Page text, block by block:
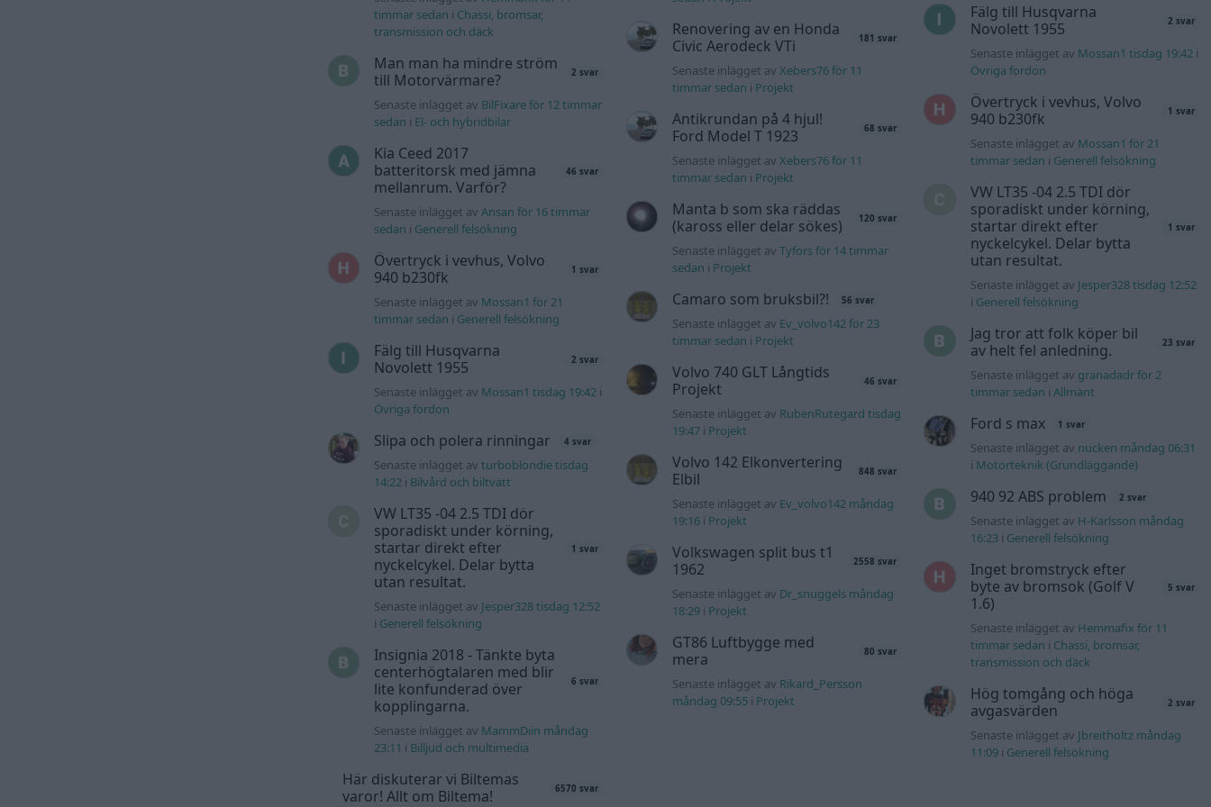
timmar sedan i Chassi, bromsar,
transmission och däck
Man man ha mindre ström
till Motorvärmare?
2 svar
Senaste inlägget av BilFixare för 12 timmar
sedan i El- och hybridbilar
Kia Ceed 2017
batteritorsk med jämna
mellanrum. Varför?
46 svar
Senaste inlägget avAnsan för 16 timmar
sedan i Generell felsökning
Övertryck i vevhus, Volvo
940 b230fk
1 svar
Senaste inlägget av Mossan1 för 21
timmar sedan i Generell felsökning
Fälg till Husqvarna
Novolett 1955
2 svar
Senaste inlägget av Mossan1 tisdag 19:42 i
Övriga fordon
Slipa och polera rinningar 4 svar
Senaste inlägget avturboblondie tisdag
14:22 i Bilvård och biltvätt
VW LT35 -04 2.5 TDI dör
sporadiskt under körning,
startar direkt efter
nyckelcykel. Delar bytta
utan resultat.
1 svar
Senaste inlägget av Jesper328 tisdag 12:52
i Generell felsökning
Insignia 2018 - Tänkte byta
centerhögtalaren med blir
lite konfunderad över
kopplingarna.
6 svar
Senaste inlägget av MammDiin måndag
23:11 i Billjud och multimedia
Här diskuterar vi Biltemas
varor! Allt om Biltema!
6570 svar
Renovering av en Honda
Civic Aerodeck VTi
181 svar
Senaste inlägget av Xebers76 för 11
timmar sedan i Projekt
Antikrundan på 4 hjul!
Ford Model T 1923
68 svar
Senaste inlägget av Xebers76 för 11
timmar sedan i Projekt
Manta b som ska räddas
(kaross eller delar sökes)
120 svar
Senaste inlägget av Tyfors för 14 timmar
sedan i Projekt
Camaro som bruksbil?! 56 svar
Senaste inlägget av Ev_volvo142 för 23
timmar sedan i Projekt
Volvo 740 GLT Långtids
Projekt
46 svar
Senaste inlägget av RubenRutegard tisdag
19:47i Projekt
Volvo 142 Elkonvertering
Elbil
848 svar
Senaste inlägget av Ev_volvo142 måndag
19:16i Projekt
Volkswagen split bus t1
1962
2558 svar
Senaste inlägget av Dr_snuggels måndag
18:29i Projekt
GT86 Luftbygge med
mera
80 svar
Senaste inlägget av Rikard_Persson
måndag 09:55i Projekt
Fälg till Husqvarna
Novolett 1955
2 svar
Senaste inlägget av Mossan1 tisdag 19:42i
Övriga fordon
Övertryck i vevhus, Volvo
940 b230fk
1 svar
Senaste inlägget av Mossan1 för 21
timmar sedan i Generell felsökning
VW LT35 -04 2.5 TDI dör
sporadiskt under körning,
startar direkt efter
nyckelcykel. Delar bytta
utan resultat.
1 svar
Senaste inlägget av Jesper328 tisdag 12:52
i Generell felsökning
Jag tror att folk köper bil
av helt fel anledning.
23 svar
Senaste inlägget av granadadr för 2
timmar sedan i Allmänt
Ford s max 1 svar
Senaste inlägget av nucken måndag 06:31
i Motorteknik (Grundläggande)
940 92 ABS problem 2 svar
Senaste inlägget av H-Karlsson måndag
16:23i Generell felsökning
Inget bromstryck efter
byte av bromsok (Golf V
1.6)
5 svar
Senaste inlägget av Hemmafix för 11
timmar sedan i Chassi, bromsar,
transmission och däck
Hög tomgång och höga
avgasvärden
2 svar
Senaste inlägget av Jbreitholtz måndag
11:09i Generell felsökning